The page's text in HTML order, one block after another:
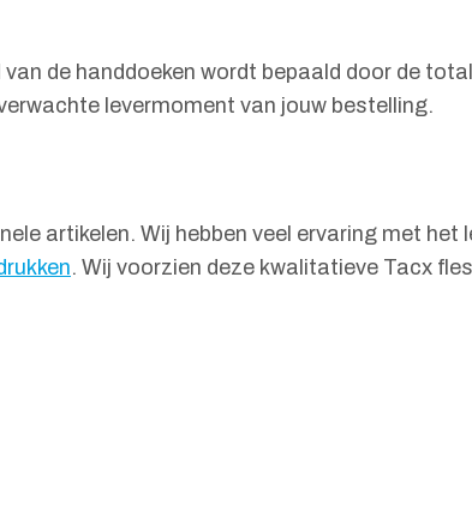
de handdoeken wordt bepaald door de
levermoment van jouw bestelling.
artikelen. Wij hebben veel ervaring met het
. Wij voorzien deze kwalitatieve Tacx